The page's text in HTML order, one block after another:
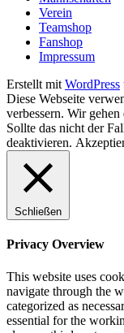
Verein
Teamshop
Fanshop
Impressum
Erstellt mit WordPress
Diese Webseite
verbessern. Wir
Sollte das nicht der
deaktivieren.
Schließen
Privacy Overview
This website uses
navigate through the
categorized as
essential for the